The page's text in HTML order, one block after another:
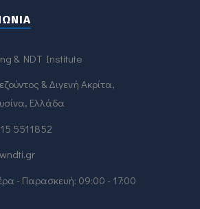
& NDT Institute
& Διγενή Ακρίτα,
Ελλάδα
5511852
- Παρασκευή: 09:00 - 17:00